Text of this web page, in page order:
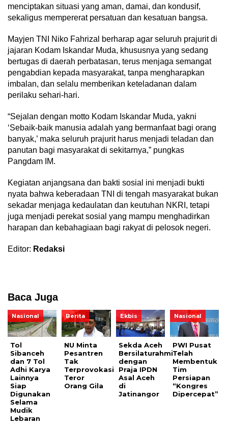
menciptakan situasi yang aman, damai, dan kondusif,
sekaligus mempererat persatuan dan kesatuan bangsa.
Mayjen TNI Niko Fahrizal berharap agar seluruh prajurit di
jajaran Kodam Iskandar Muda, khususnya yang sedang
bertugas di daerah perbatasan, terus menjaga semangat
pengabdian kepada masyarakat, tanpa mengharapkan
imbalan, dan selalu memberikan keteladanan dalam
perilaku sehari-hari.
“Sejalan dengan motto Kodam Iskandar Muda, yakni
‘Sebaik-baik manusia adalah yang bermanfaat bagi orang
banyak,’ maka seluruh prajurit harus menjadi teladan dan
panutan bagi masyarakat di sekitarnya,” pungkas
Pangdam IM.
Kegiatan anjangsana dan bakti sosial ini menjadi bukti
nyata bahwa keberadaan TNI di tengah masyarakat bukan
sekadar menjaga kedaulatan dan keutuhan NKRI, tetapi
juga menjadi perekat sosial yang mampu menghadirkan
harapan dan kebahagiaan bagi rakyat di pelosok negeri.
Editor: Redaksi
Baca Juga
Nasional
Tol
Sibanceh
dan 7 Tol
Adhi Karya
Lainnya
Siap
Digunakan
Selama
Mudik
Lebaran
Berita
NU Minta
Pesantren
Tak
Terprovokasi
Teror
Orang Gila
Ekbis
Sekda Aceh
Bersilaturahmi
dengan
Praja IPDN
Asal Aceh
di
Jatinangor
Nasional
PWI Pusat
Telah
Membentuk
Tim
Persiapan
“Kongres
Dipercepat”